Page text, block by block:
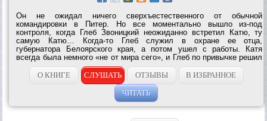
Он не ожидал ничего сверхъестественного от обычной
командировки в Питер. Но все моментально вышло из-под
контроля, когда Глеб Звоницкий неожиданно встретил Катю, ту
самую Катю… Когда-то Глеб служил в охране ее отца,
губернатора Белоярского края, а потом ушел с работы. Катя
всегда была немного «не от мира сего», и Глеб по привычке решил
было, что снова должен защитить и спасти ее!.. Но на этот раз все
выйдет наоборот – Катя подберет его...
О КНИГЕ СЛУШАТЬ ОТЗЫВЫ
В ИЗБРАННОЕ
ЧИТАТЬ